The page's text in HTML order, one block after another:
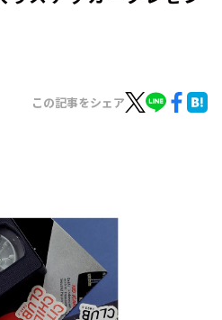
この記事をシェア